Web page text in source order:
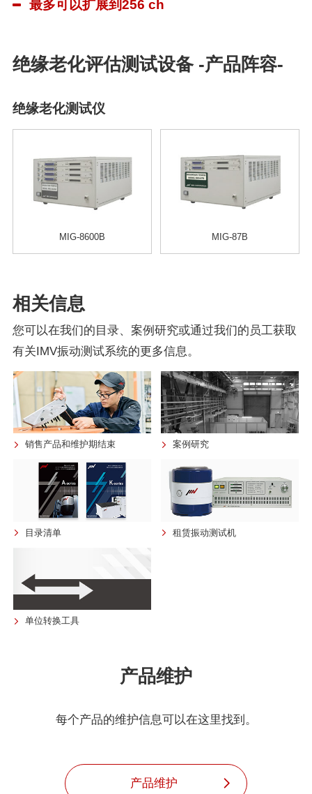
最多可以扩展到256 ch
绝缘老化评估测试设备 -产品阵容-
绝缘老化测试仪
MIG-8600B MIG-87B
相关信息
您可以在我们的目录、案例研究或通过我们的员工获取
有关IMV振动测试系统的更多信息。
销售产品和维护期结束 案例研究
目录清单 租赁振动测试机
单位转换工具
产品维护
每个产品的维护信息可以在这里找到。
产品维护